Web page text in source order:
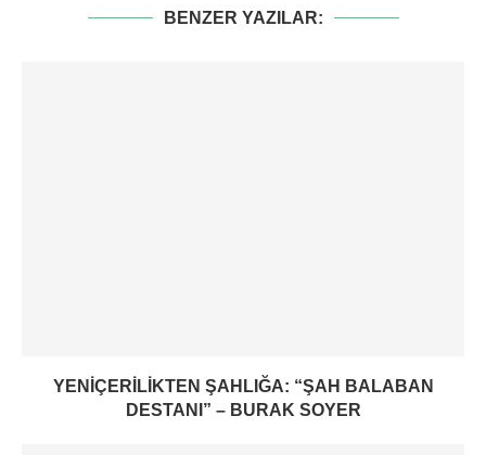
BENZER YAZILAR:
YENIÇERILIKTEN ŞAHLIĞA: “ŞAH BALABAN
DESTANI” – BURAK SOYER